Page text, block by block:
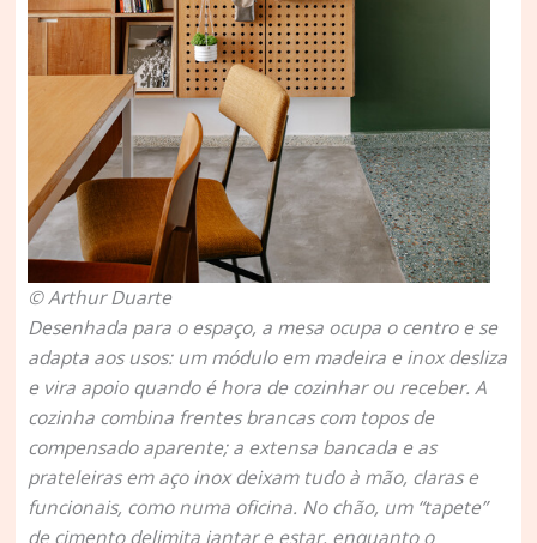
© Arthur Duarte
Desenhada para o espaço, a mesa ocupa o centro e se
adapta aos usos: um módulo em madeira e inox desliza
e vira apoio quando é hora de cozinhar ou receber. A
cozinha combina frentes brancas com topos de
compensado aparente; a extensa bancada e as
prateleiras em aço inox deixam tudo à mão, claras e
funcionais, como numa oficina. No chão, um “tapete”
de cimento delimita jantar e estar, enquanto o